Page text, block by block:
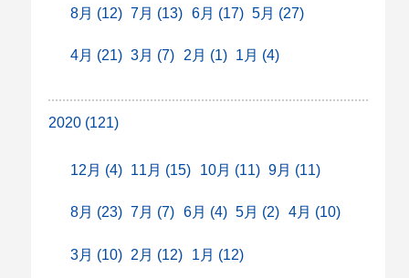
8月 (12) 7月 (13) 6月 (17) 5月 (27)
4月 (21) 3月 (7) 2月 (1) 1月 (4)
2020 (121)
12月 (4) 11月 (15) 10月 (11) 9月 (11)
8月 (23) 7月 (7) 6月 (4) 5月 (2) 4月 (10)
3月 (10) 2月 (12) 1月 (12)